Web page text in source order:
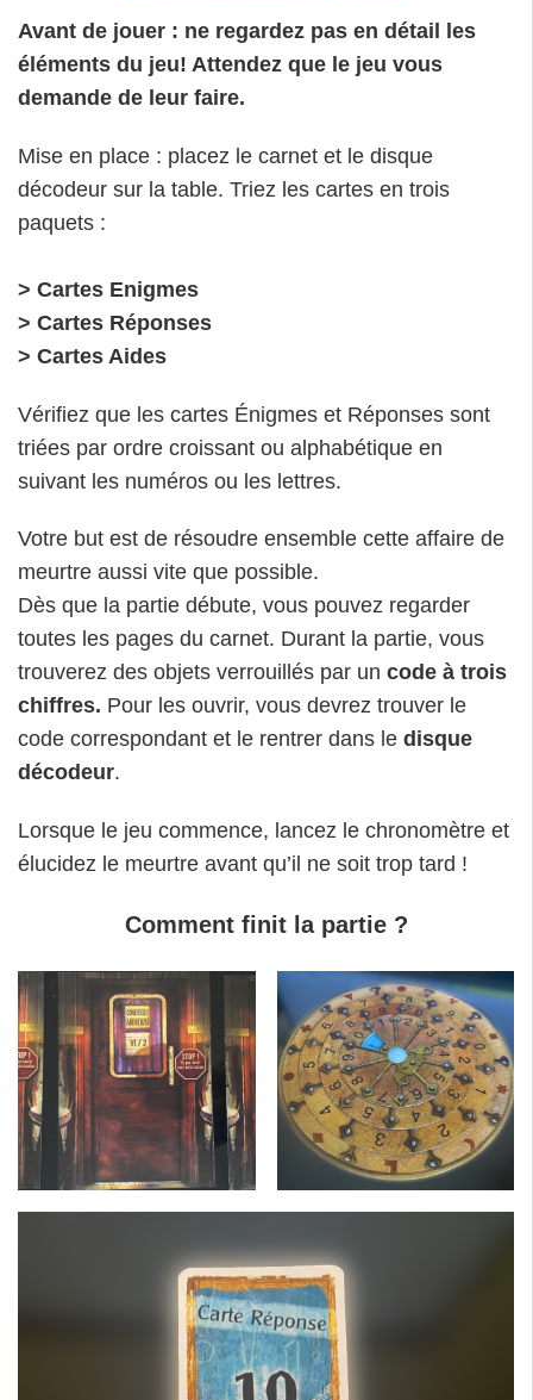
Avant de jouer : ne regardez pas en détail les
éléments du jeu! Attendez que le jeu vous
demande de leur faire.
Mise en place : placez le carnet et le disque
décodeur sur la table. Triez les cartes en trois
paquets :
> Cartes Enigmes
> Cartes Réponses
> Cartes Aides
Vérifiez que les cartes Énigmes et Réponses sont
triées par ordre croissant ou alphabétique en
suivant les numéros ou les lettres.
Votre but est de résoudre ensemble cette affaire de
meurtre aussi vite que possible.
Dès que la partie débute, vous pouvez regarder
toutes les pages du carnet. Durant la partie, vous
trouverez des objets verrouillés par un code à trois
chiffres. Pour les ouvrir, vous devrez trouver le
code correspondant et le rentrer dans le disque
décodeur.
Lorsque le jeu commence, lancez le chronomètre et
élucidez le meurtre avant qu’il ne soit trop tard !
Comment finit la partie ?